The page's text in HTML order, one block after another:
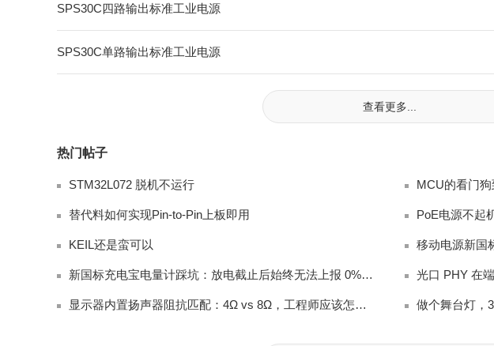
SPS30C四路输出标准工业电源
SPS30C单路输出标准工业电源
查看更多...
热门帖子
STM32L072 脱机不运行 MCU的看门狗
替代料如何实现Pin-to-Pin上板即用 PoE电源不起
KEIL还是蛮可以 移动电源新国
新国标充电宝电量计踩坑：放电截止后始终无法上报 0% 电量完整排查
显示器内置扬声器阻抗匹配：4Ω vs 8Ω，工程师应该怎么选？